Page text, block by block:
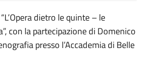
dietro le quinte – le
con la partecipazione di Domenico
presso l’Accademia di Belle